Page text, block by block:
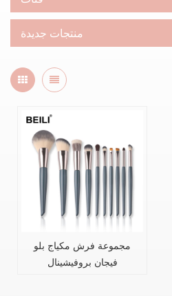
منتجات جديدة
مجموعة فرش مكياج بلو
فيجان بروفيشينال